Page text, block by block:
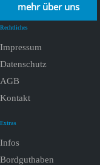
mehr über uns
Rechtliches
Impressum
Datenschutz
AGB
Kontakt
Extras
Infos
Bordguthaben